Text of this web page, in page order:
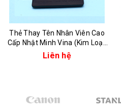
Thẻ Thay Tên Nhân Viên Cao
Cấp Nhật Minh Vina (Kim Loại,
Nhựa, In Phủ Keo)
Liên hệ